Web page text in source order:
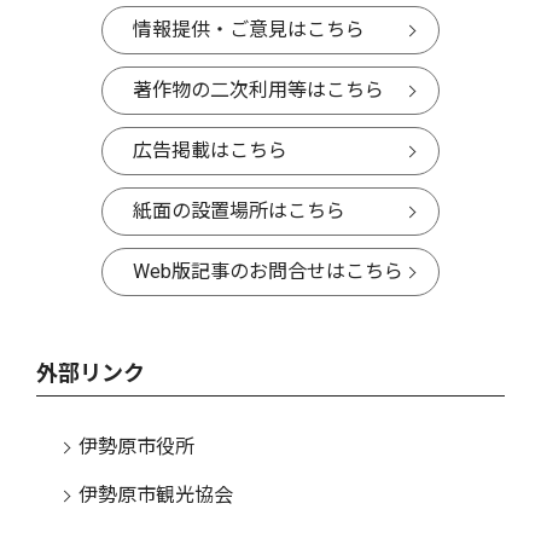
情報提供・ご意見はこちら
著作物の二次利用等はこちら
広告掲載はこちら
紙面の設置場所はこちら
Web版記事のお問合せはこちら
外部リンク
伊勢原市役所
伊勢原市観光協会